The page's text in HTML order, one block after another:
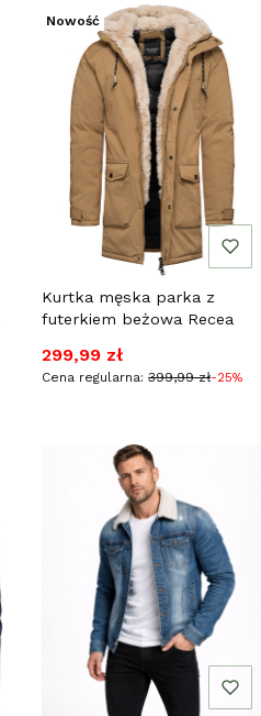
Nowość
Kurtka męska parka z
futerkiem beżowa Recea
Cena promocyjna
299,99 zł
Cena regularna: 399,99 zł-25%